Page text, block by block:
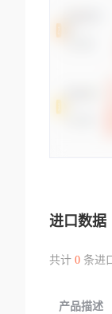
进口数据
共计 0条进
产品描述